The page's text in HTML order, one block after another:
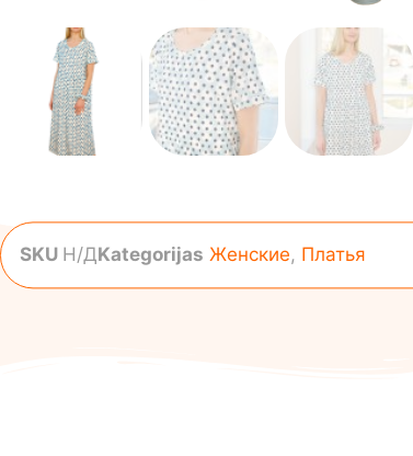
SKU Н/ДKategorijas Женские, Платья